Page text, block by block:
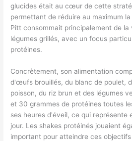
glucides était au cœur de cette
permettant de réduire au maximum
Pitt consommait principalement de la
légumes grillés, avec un focus
protéines.
Concrètement, son alimentation
d'œufs brouillés, du blanc de poulet,
poisson, du riz brun et des légumes
et 30 grammes de protéines toutes
ses heures d'éveil, ce qui représente
jour. Les shakes protéinés jouaient
important pour atteindre ces